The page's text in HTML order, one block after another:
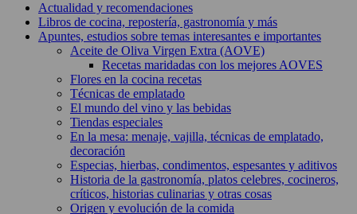
Actualidad y recomendaciones
Libros de cocina, repostería, gastronomía y más
Apuntes, estudios sobre temas interesantes e importantes
Aceite de Oliva Virgen Extra (AOVE)
Recetas maridadas con los mejores AOVES
Flores en la cocina recetas
Técnicas de emplatado
El mundo del vino y las bebidas
Tiendas especiales
En la mesa: menaje, vajilla, técnicas de emplatado,
decoración
Especias, hierbas, condimentos, espesantes y aditivos
Historia de la gastronomía, platos celebres, cocineros,
críticos, historias culinarias y otras cosas
Origen y evolución de la comida